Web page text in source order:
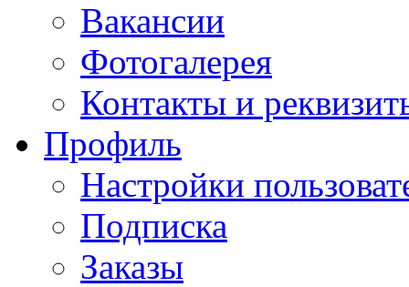
Вакансии
Фотогалерея
Контакты и
Профиль
Настройки
Подписка
Заказы